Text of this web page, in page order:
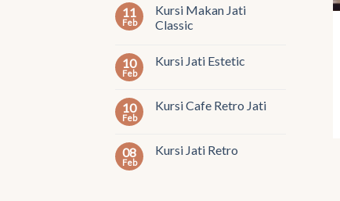
11
Feb
Kursi Makan Jati
Classic
10
Feb
Kursi Jati Estetic
10
Feb
Kursi Cafe Retro Jati
08
Feb
Kursi Jati Retro